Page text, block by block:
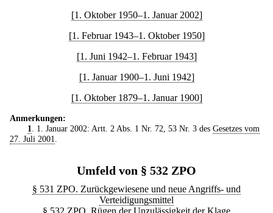
[1. Oktober 1950–1. Januar 2002]
[1. Februar 1943–1. Oktober 1950]
[1. Juni 1942–1. Februar 1943]
[1. Januar 1900–1. Juni 1942]
[1. Oktober 1879–1. Januar 1900]
Anmerkungen:
1
. 1. Januar 2002: Artt. 2 Abs. 1 Nr. 72, 53 Nr. 3 des Gesetzes vom
27. Juli 2001
Umfeld von § 532 ZPO
§ 531 ZPO. Zurückgewiesene und neue Angriffs- und
Verteidigungsmittel
§ 532 ZPO. Rügen der Unzulässigkeit der Klage